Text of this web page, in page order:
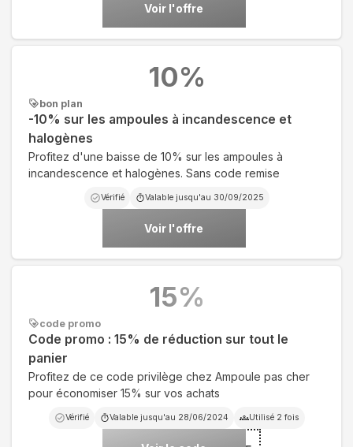
Voir l'offre
bon plan
-10% sur les ampoules à incandescence et
halogènes
Profitez d'une baisse de 10% sur les ampoules à
incandescence et halogènes. Sans code remise
Vérifié Valable jusqu'au 30/09/2025
Voir l'offre
10%
code promo
Code promo : 15% de réduction sur tout le
panier
Profitez de ce code privilège chez Ampoule pas cher
pour économiser 15% sur vos achats
Vérifié Valable jusqu'au 28/06/2024 Utilisé 2 fois
15%